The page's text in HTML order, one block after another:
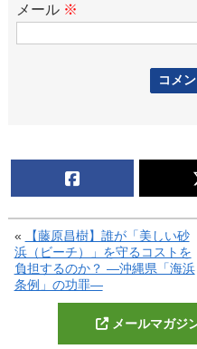
メール ※
«
【藤原昌樹】誰が「美しい砂
浜（ビーチ）」を守るコストを
負担するのか？ ―沖縄県「海浜
条例」の功罪―
メールマガジ